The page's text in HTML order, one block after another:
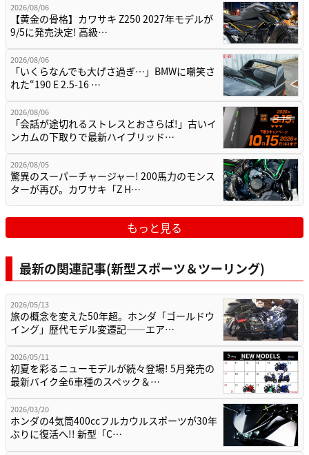
2026/08/06
【黄金の骨格】カワサキ Z250 2027年モデルが
9/5に発売決定! 高級…
2026/08/06
「いくらなんでも大げさ過ぎ…」BMWに嘲笑さ
れた“190 E 2.5-16 …
2026/08/06
「会話が途切れるストレスとおさらば!」古いイ
ンカムの下取りで最新ハイブリッド…
2026/08/05
驚異のスーパーチャージャー! 200馬力のモンス
ターが再び。カワサキ「Z H…
もっと見る
最新の関連記事(新型スポーツ＆ツーリング)
2026/05/13
旅の概念を変えた50年超。ホンダ「ゴールドウ
イング」歴代モデル変遷記——エア…
2026/05/11
初夏を彩るニューモデルが続々登場! 5月発売の
最新バイク全6車種のスペック＆…
2026/03/20
ホンダの4気筒400ccフルカウルスポーツが30年
ぶりに復活へ!! 新型「C…